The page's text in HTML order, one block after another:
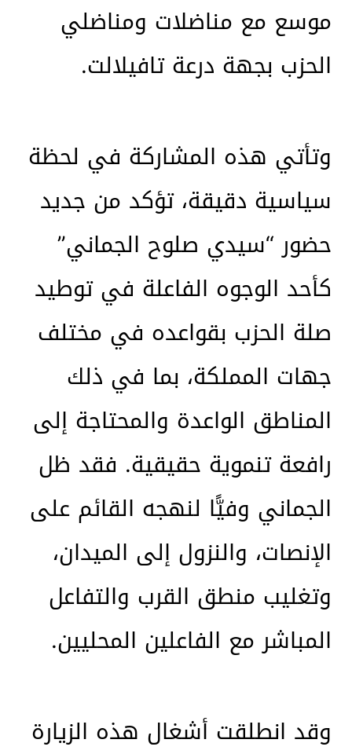
موسع مع مناضلات ومناضلي
الحزب بجهة درعة تافيلالت.
وتأتي هذه المشاركة في لحظة
سياسية دقيقة، تؤكد من جديد
حضور “سيدي صلوح الجماني”
كأحد الوجوه الفاعلة في توطيد
صلة الحزب بقواعده في مختلف
جهات المملكة، بما في ذلك
المناطق الواعدة والمحتاجة إلى
رافعة تنموية حقيقية. فقد ظل
الجماني وفيًّا لنهجه القائم على
الإنصات، والنزول إلى الميدان،
وتغليب منطق القرب والتفاعل
المباشر مع الفاعلين المحليين.
وقد انطلقت أشغال هذه الزيارة